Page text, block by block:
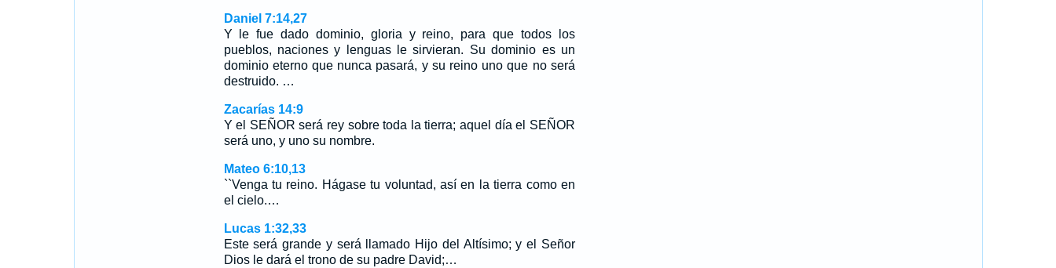
Daniel 7:14,27
Y le fue dado dominio, gloria y reino, para que todos los
pueblos, naciones y lenguas le sirvieran. Su dominio es un
dominio eterno que nunca pasará, y su reino uno que no será
destruido. …
Zacarías 14:9
Y el SEÑOR será rey sobre toda la tierra; aquel día el SEÑOR
será uno, y uno su nombre.
Mateo 6:10,13
``Venga tu reino. Hágase tu voluntad, así en la tierra como en
el cielo.…
Lucas 1:32,33
Este será grande y será llamado Hijo del Altísimo; y el Señor
Dios le dará el trono de su padre David;…